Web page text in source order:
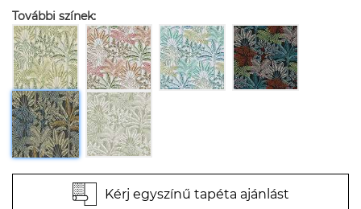
További színek:
Kérj egyszínű tapéta ajánlást